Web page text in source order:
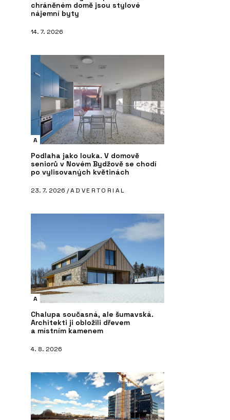
chráněném domě jsou stylové
nájemní byty
14. 7. 2026
A
Podlaha jako louka. V domově
seniorů v Novém Bydžově se chodí
po vylisovaných květinách
23. 7. 2026 /ADVERTORIAL
A
Chalupa současná, ale šumavská.
Architekti ji obložili dřevem
a místním kamenem
4. 8. 2026